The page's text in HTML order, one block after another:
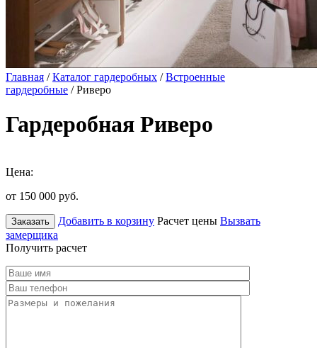
Главная /Каталог гардеробных /Встроенные
гардеробные / Риверо
Гардеробная Риверо
Цена:
от 150 000 руб.
Заказать Добавить в корзину Расчет цены Вызвать
замерщика
Получить расчет